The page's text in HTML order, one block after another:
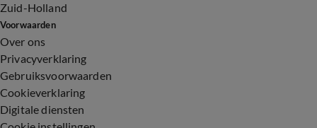
Zuid-Holland
Voorwaarden
Over ons
Privacyverklaring
Gebruiksvoorwaarden
Cookieverklaring
Digitale diensten